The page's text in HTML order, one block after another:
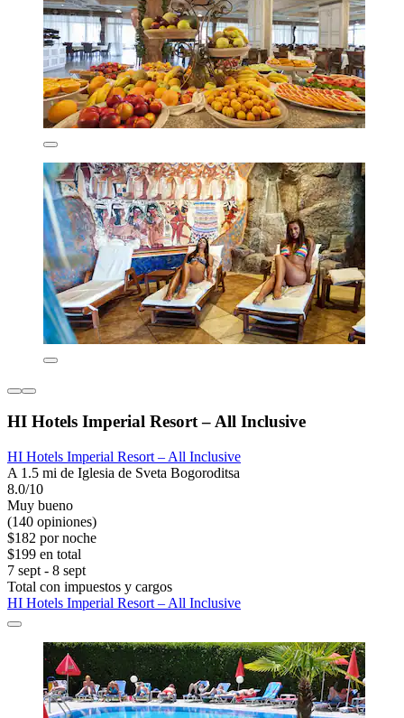
HI Hotels Imperial Resort – All Inclusive
HI Hotels Imperial Resort – All Inclusive
A 1.5 mi de Iglesia de Sveta Bogoroditsa
8.0/10
Muy bueno
(140 opiniones)
$182 por noche
$199 en total
7 sept - 8 sept
Total con impuestos y cargos
HI Hotels Imperial Resort – All Inclusive